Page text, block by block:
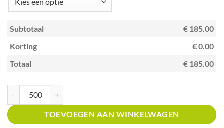
Subtotaal
€ 185.00
Korting
€ 0.00
Totaal
€ 185.00
TOEVOEGEN AAN WINKELWAGEN